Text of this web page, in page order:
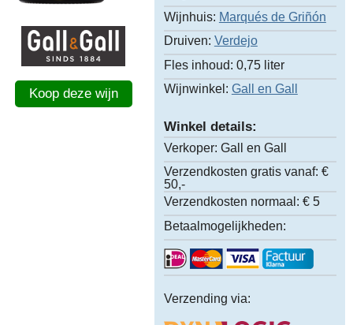
Koop deze wijn
Wijnhuis: Marqués de Griñón
Druiven: Verdejo
Fles inhoud: 0,75 liter
Wijnwinkel: Gall en Gall
Winkel details:
Verkoper: Gall en Gall
Verzendkosten gratis vanaf: €
50,-
Verzendkosten normaal: € 5
Betaalmogelijkheden:
Verzending via: